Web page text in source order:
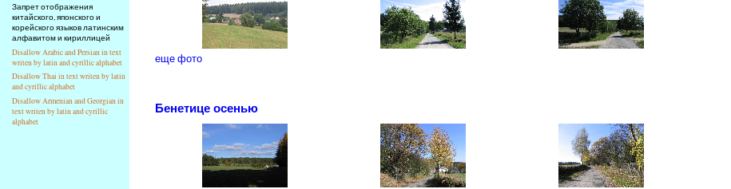
Запрет отображения
китайского, японского и
корейского языков латинским
алфавитом и кириллицей
Disallow Arabic and Persian in text
writen by latin and cyrillic alphabet
Disallow Thai in text writen by latin
and cyrillic alphabet
Disallow Armenian and Georgian in
text writen by latin and cyrillic
alphabet
еще фото
Бенетице осенью